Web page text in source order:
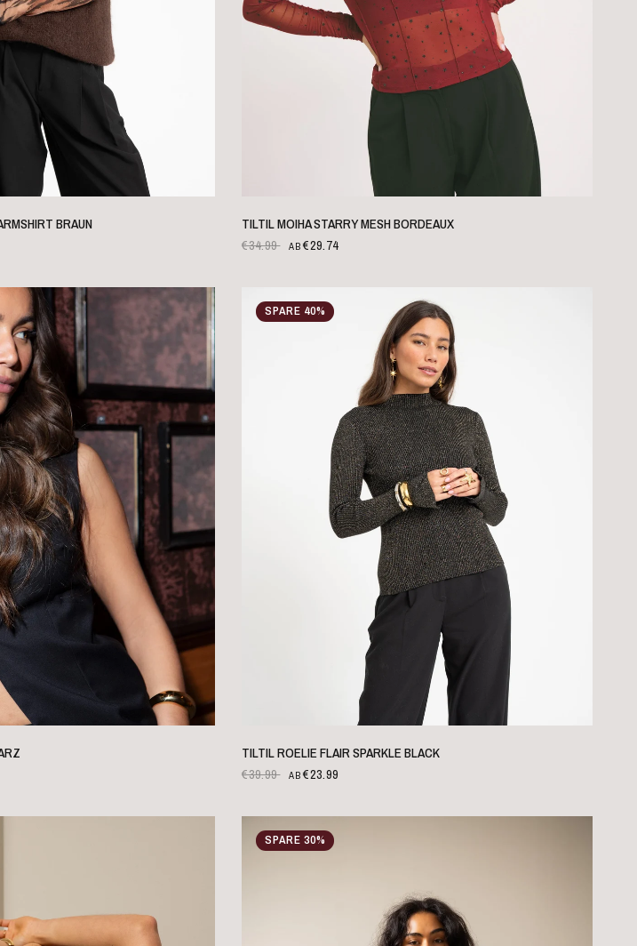
BRAUN
TILTIL MOIHA STARRY MESH BORDEAUX
€34.99
AB€29.74
SPARE 40%
TILTIL ROELIE FLAIR SPARKLE BLACK
€39.99
AB€23.99
SPARE 30%